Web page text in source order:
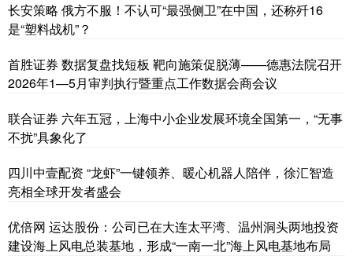
长安策略 俄方不服！不认可“最强侧卫”在中国，还称歼16
是“塑料战机”？
首胜证券 数据复盘找短板 靶向施策促脱薄——德惠法院召开
2026年1—5月审判执行暨重点工作数据会商会议
联合证券 六年五冠，上海中小企业发展环境全国第一，“无事
不扰”具象化了
四川中壹配资 “龙虾”一键领养、暖心机器人陪伴，徐汇智造
亮相全球开发者盛会
优倍网 运达股份：公司已在大连太平湾、温州洞头两地投资
建设海上风电总装基地，形成“一南一北”海上风电基地布局